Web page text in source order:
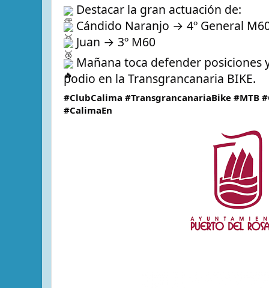
Destacar la gran actuación de:
Cándido Naranjo → 4º General
Juan → 3º M60
Mañana toca defender posiciones
podio en la Transgrancanaria BIKE.
#ClubCalima #TransgrancanariaBike #MTB
#CalimaEn